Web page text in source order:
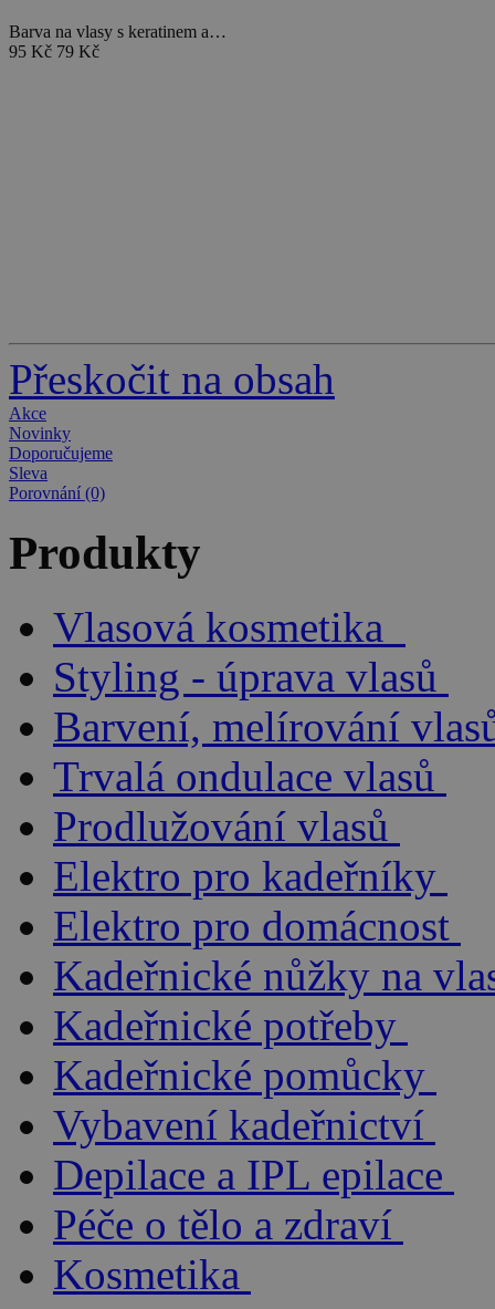
Barva na vlasy s keratinem a…
95 Kč 79 Kč
Přeskočit na obsah
Akce
Novinky
Doporučujeme
Sleva
Porovnání (0)
Produkty
Vlasová kosmetika
Styling - úprava vlasů
Barvení, melírování
Trvalá ondulace vlasů
Prodlužování vlasů
Elektro pro kadeřníky
Elektro pro domácnost
Kadeřnické nůžky na
Kadeřnické potřeby
Kadeřnické pomůcky
Vybavení kadeřnictví
Depilace a IPL epilace
Péče o tělo a zdraví
Kosmetika